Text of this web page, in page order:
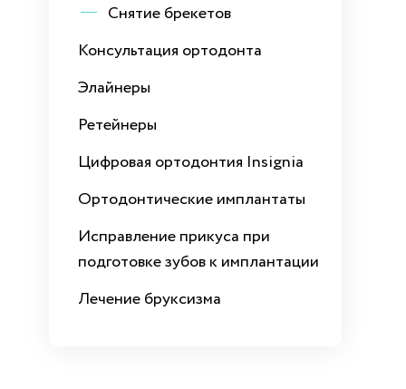
Снятие брекетов
Консультация ортодонта
Элайнеры
Ретейнеры
Цифровая ортодонтия Insignia
Ортодонтические имплантаты
Исправление прикуса при
подготовке зубов к имплантации
Лечение бруксизма